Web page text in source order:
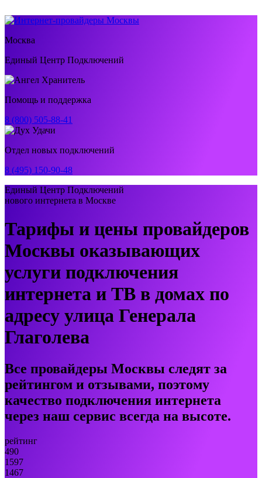
Москва
Единый Центр Подключений
Помощь и поддержка
8 (800) 505-88-41
Отдел новых подключений
8 (495) 150-90-48
Единый Центр Подключений
нового интернета в Москве
Тарифы и цены провайдеров
Москвы оказывающих
услуги подключения
интернета и ТВ в домах по
адресу улица Генерала
Глаголева
Все провайдеры Москвы следят за
рейтингом и отзывами, поэтому
качество подключения интернета
через наш сервис всегда на высоте.
рейтинг
490
1597
1467